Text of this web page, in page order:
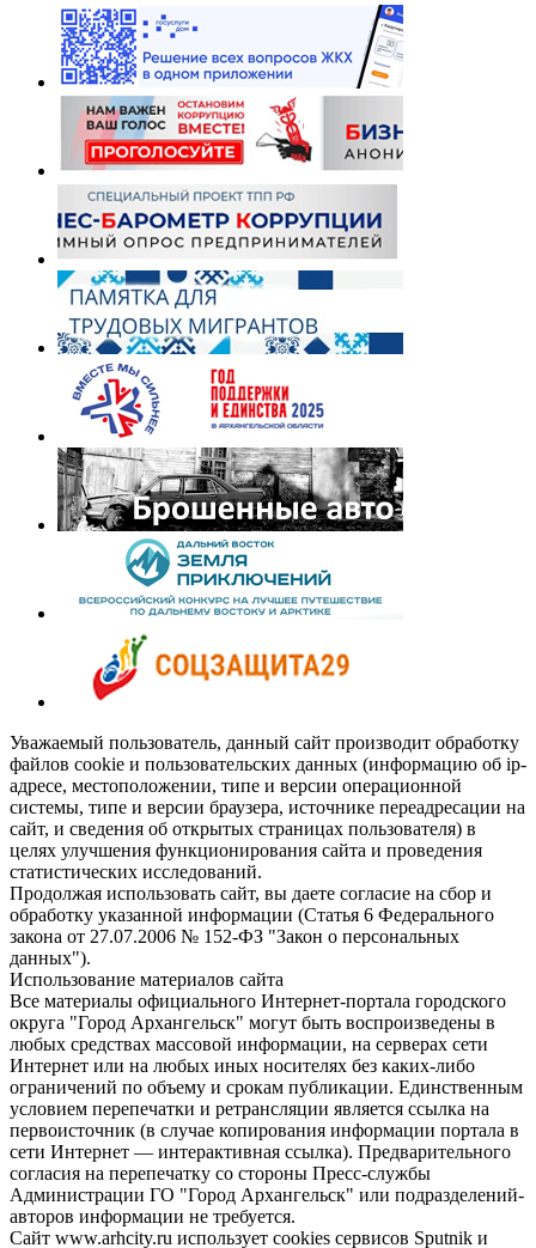
Уважаемый пользователь, данный сайт производит обработку
файлов cookie и пользовательских данных (информацию об ip-
адресе, местоположении, типе и версии операционной
системы, типе и версии браузера, источнике переадресации на
сайт, и сведения об открытых страницах пользователя) в
целях улучшения функционирования сайта и проведения
статистических исследований.
Продолжая использовать сайт, вы даете согласие на сбор и
обработку указанной информации (Статья 6 Федерального
закона от 27.07.2006 № 152-ФЗ "Закон о персональных
данных").
Использование материалов сайта
Все материалы официального Интернет-портала городского
округа "Город Архангельск" могут быть воспроизведены в
любых средствах массовой информации, на серверах сети
Интернет или на любых иных носителях без каких-либо
ограничений по объему и срокам публикации. Единственным
условием перепечатки и ретрансляции является ссылка на
первоисточник (в случае копирования информации портала в
сети Интернет — интерактивная ссылка). Предварительного
согласия на перепечатку со стороны Пресс-службы
Администрации ГО "Город Архангельск" или подразделений-
авторов информации не требуется.
Сайт www.arhcity.ru использует cookies сервисов Sputnik и